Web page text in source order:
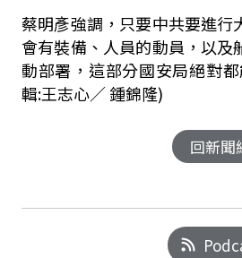
蔡明彥強調，只要中共要進行
會有裝備、人員的動員，以及
動部署，這部分國安局絕對
輯:王志心∕ 鍾錦隆)
回新聞